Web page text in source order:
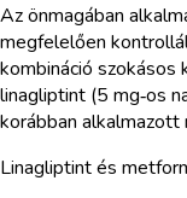
Az önmagában
megfelelően
kombináció szokásos
linagliptint (5 mg‑os
korábban
Linagliptint és